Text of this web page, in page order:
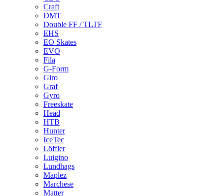
Craft
DMT
Double FF / TLTF
EHS
EO Skates
EVO
Fila
G-Form
Giro
Graf
Gyro
Freeskate
Head
HTB
Hunter
IceTec
Löffler
Luigino
Lundhags
Maplez
Marchese
Matter